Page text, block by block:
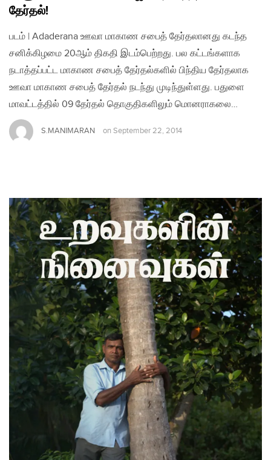
தேர்தல்!
படம் | Adaderana ஊவா மாகாண சபைத் தேர்தலானது கடந்த
சனிக்கிழமை 20ஆம் திகதி இடம்பெற்றது. பல கட்டங்களாக
நடாத்தப்பட்ட மாகாண சபைத் தேர்தல்களில் பிந்திய தேர்தலாக
ஊவா மாகாண சபைத் தேர்தல் நடந்து முடிந்துள்ளது. பதுளை
மாவட்டத்தில் 09 தேர்தல் தொகுதிகளிலும் மொனராகலை…
S.MANIMARAN on September 22, 2014